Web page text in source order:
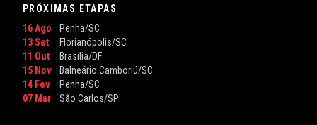
PRÓXIMAS ETAPAS
16 Ago
Penha/SC
13 Set
Florianópolis/SC
11 Out
Brasília/DF
15 Nov
Balneário Camboriú/SC
14 Fev
Penha/SC
07 Mar
São Carlos/SP